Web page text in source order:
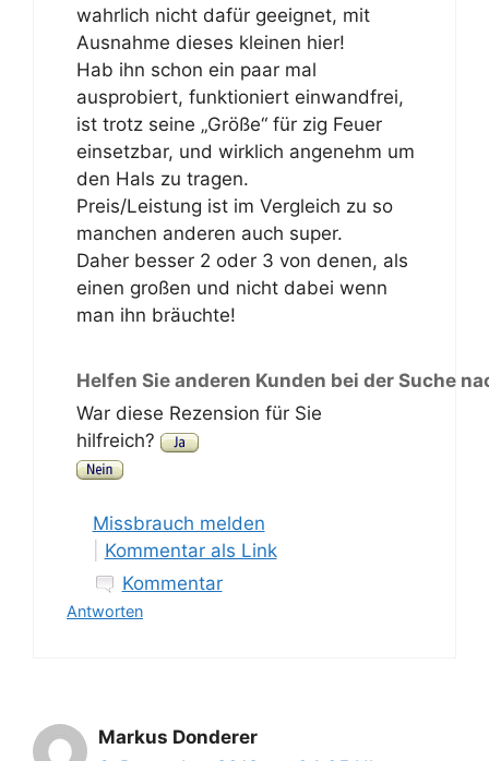
wahrlich nicht dafür geeignet, mit
Ausnahme dieses kleinen hier!
Hab ihn schon ein paar mal
ausprobiert, funktioniert einwandfrei,
ist trotz seine „Größe“ für zig Feuer
einsetzbar, und wirklich angenehm um
den Hals zu tragen.
Preis/Leistung ist im Vergleich zu so
manchen anderen auch super.
Daher besser 2 oder 3 von denen, als
einen großen und nicht dabei wenn
man ihn bräuchte!
Helfen Sie anderen Kunden bei der Suche
War diese Rezension für Sie
hilfreich?
Missbrauch melden
Kommentar als Link
Kommentar
Antworten
Markus Donderer